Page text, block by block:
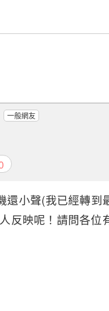
一般網友
小聲(我已經轉到
反映呢！請問各